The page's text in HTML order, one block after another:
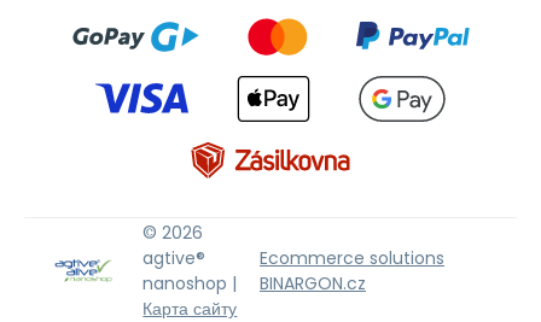
© 2026
agtive®
nanoshop |
Карта сайту
Ecommerce solutions
BINARGON.cz